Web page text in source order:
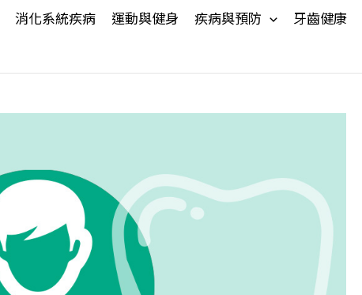
消化系統疾病 運動與健身 疾病與預防 牙齒健康